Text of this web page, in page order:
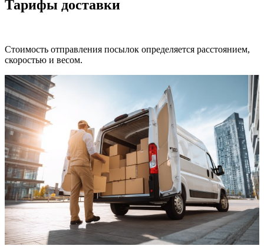
Тарифы доставки
Стоимость отправления посылок определяется расстоянием,
скоростью и весом.